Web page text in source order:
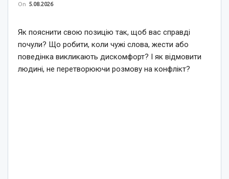
On 5.08.2026
Як пояснити свою позицію так, щоб вас справді
почули? Що робити, коли чужі слова, жести або
поведінка викликають дискомфорт? І як відмовити
людині, не перетворюючи розмову на конфлікт?